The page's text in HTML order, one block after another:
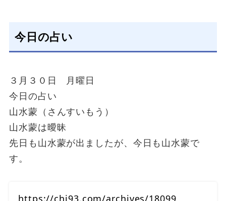
今日の占い
３月３０日 月曜日
今日の占い
山水蒙（さんすいもう）
山水蒙は曖昧
先日も山水蒙が出ましたが、今日も山水蒙で
す。